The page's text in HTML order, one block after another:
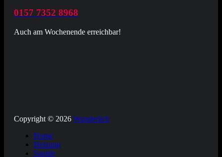
0157 7352 8968
Auch am Wochenende erreichbar!
Copyright © 2026 Wunderlich
Home
Heizung
Sanitär